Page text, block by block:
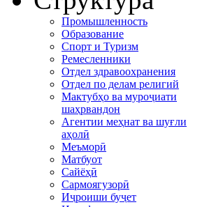
Промышленность
Образование
Спорт и Туризм
Ремесленники
Отдел здравоохранения
Отдел по делам религий
Мактубҳо ва муроҷиати
шаҳрвандон
Агентии меҳнат ва шуғли
аҳолӣ
Меъморӣ
Матбуот
Сайёҳӣ
Сармоягузорӣ
Иҷроиши буҷет